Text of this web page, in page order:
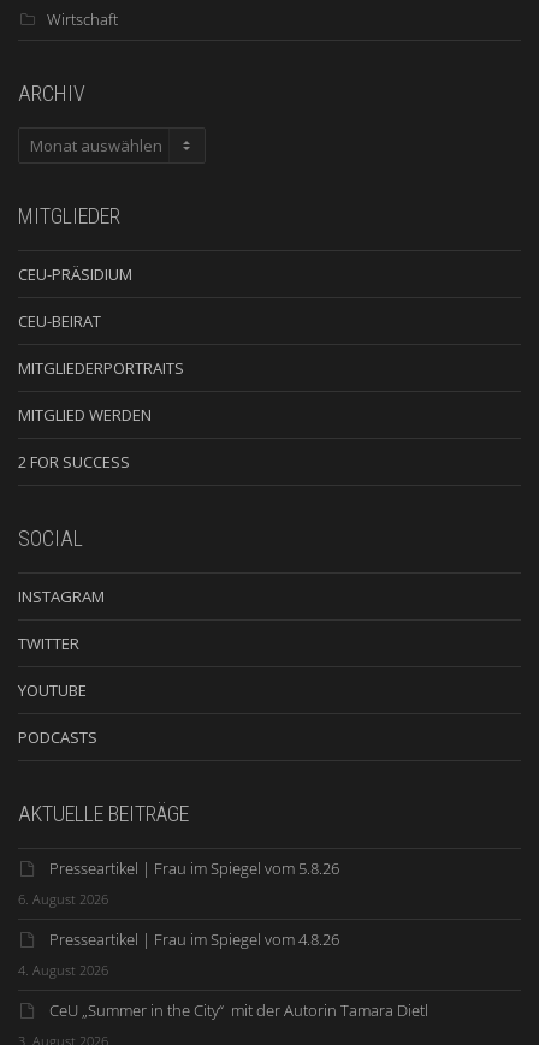
Wirtschaft
ARCHIV
ARCHIV
MITGLIEDER
CEU-PRÄSIDIUM
CEU-BEIRAT
MITGLIEDERPORTRAITS
MITGLIED WERDEN
2 FOR SUCCESS
SOCIAL
INSTAGRAM
TWITTER
YOUTUBE
PODCASTS
AKTUELLE BEITRÄGE
Presseartikel | Frau im Spiegel vom 5.8.26
6. August 2026
Presseartikel | Frau im Spiegel vom 4.8.26
4. August 2026
CeU „Summer in the City“ mit der Autorin Tamara Dietl
3. August 2026